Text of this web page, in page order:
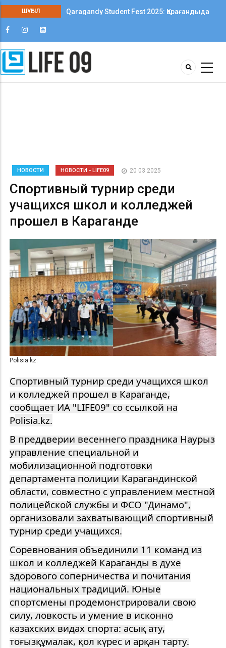
ШҰҒЫЛ
колледж студенттері арасында алғаш рет
НОВОСТИ НОВОСТИ - LIFE09 20 03 2025
Спортивный турнир среди
учащихся школ и колледжей
прошел в Караганде
Polisia.kz.
Спортивный турнир среди учащихся школ
и колледжей прошел в Караганде,
сообщает ИА "LIFE09" со ссылкой на
Polisia.kz.
В преддверии весеннего праздника Наурыз
управление специальной и
мобилизационной подготовки
департамента полиции Карагандинской
области, совместно с управлением местной
полицейской службы и ФСО "Динамо",
организовали захватывающий спортивный
турнир среди учащихся.
Соревнования объединили 11 команд из
школ и колледжей Караганды в духе
здорового соперничества и почитания
национальных традиций. Юные
спортсмены продемонстрировали свою
силу, ловкость и умение в исконно
казахских видах спорта: асық ату,
тоғызқұмалак, қол күрес и арқан тарту.